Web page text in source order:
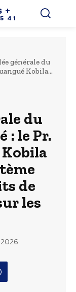
+
41
générale du
Kobila...
du
: le Pr.
de
les